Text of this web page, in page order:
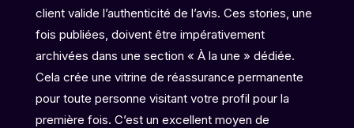
client valide l’authenticité de l’avis. Ces stories, une
fois publiées, doivent être impérativement
archivées dans une section « À la une » dédiée.
Cela crée une vitrine de réassurance permanente
pour toute personne visitant votre profil pour la
première fois. C’est un excellent moyen de